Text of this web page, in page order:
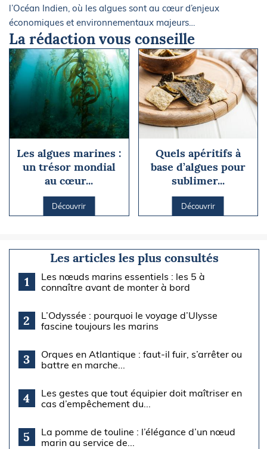
l’Océan Indien, où les algues sont au cœur d’enjeux
économiques et environnementaux majeurs…
La rédaction vous conseille
Les algues marines :
un trésor mondial
au cœur...
Découvrir
Quels apéritifs à
base d’algues pour
sublimer...
Découvrir
Les articles les plus consultés
1
Les nœuds marins essentiels : les 5 à
connaître avant de monter à bord
2
L’Odyssée : pourquoi le voyage d’Ulysse
fascine toujours les marins
3
Orques en Atlantique : faut-il fuir, s’arrêter ou
battre en marche...
4
Les gestes que tout équipier doit maîtriser en
cas d’empêchement du...
5
La pomme de touline : l’élégance d’un nœud
marin au service de...